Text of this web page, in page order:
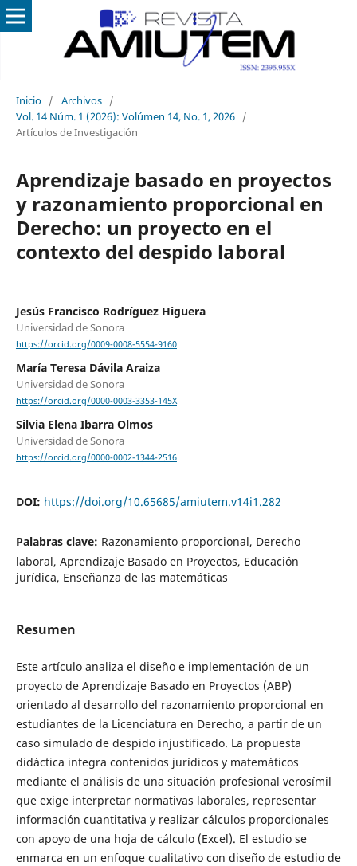
Inicio / Archivos /
Vol. 14 Núm. 1 (2026): Volúmen 14, No. 1, 2026 /
Artículos de Investigación
Aprendizaje basado en proyectos
y razonamiento proporcional en
Derecho: un proyecto en el
contexto del despido laboral
Jesús Francisco Rodríguez Higuera
Universidad de Sonora
https://orcid.org/0009-0008-5554-9160
María Teresa Dávila Araiza
Universidad de Sonora
https://orcid.org/0000-0003-3353-145X
Silvia Elena Ibarra Olmos
Universidad de Sonora
https://orcid.org/0000-0002-1344-2516
DOI: https://doi.org/10.65685/amiutem.v14i1.282
Palabras clave: Razonamiento proporcional, Derecho
laboral, Aprendizaje Basado en Proyectos, Educación
jurídica, Enseñanza de las matemáticas
Resumen
Este artículo analiza el diseño e implementación de un
proyecto de Aprendizaje Basado en Proyectos (ABP)
orientado al desarrollo del razonamiento proporcional en
estudiantes de la Licenciatura en Derecho, a partir de un
caso simulado de despido injustificado. La propuesta
didáctica integra contenidos jurídicos y matemáticos
mediante el análisis de una situación profesional verosímil
que exige interpretar normativas laborales, representar
información cuantitativa y realizar cálculos proporcionales
con apoyo de una hoja de cálculo (Excel). El estudio se
enmarca en un enfoque cualitativo con diseño de estudio de